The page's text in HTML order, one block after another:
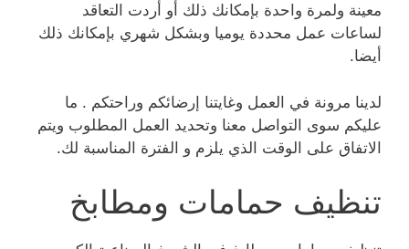
معينة ولمرة واحدة بإمكانك ذلك أو أردت التعاقد
لساعات عمل محددة يوميا وبشكل شهري بإمكانك ذلك
أيضا.
لدينا مرونة في العمل وغايتنا إرضائكم وراحتكم . ما
عليكم سوى التواصل معنا وتحديد العمل المطلوب ويتم
الاتفاق على الوقت الذي يلزم و الفترة المناسبة لك.
تنظيف حمامات ومطابخ